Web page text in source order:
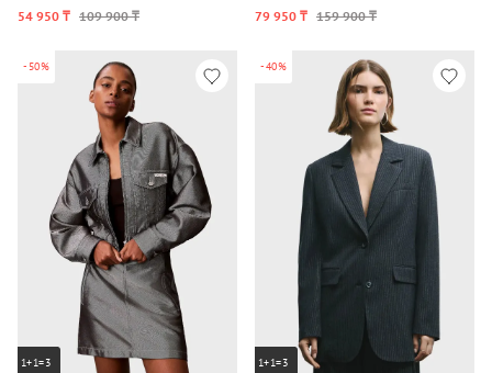
54 950 ₸ 109 900 ₸
79 950 ₸ 159 900 ₸
-50%
1+1=3
-40%
1+1=3